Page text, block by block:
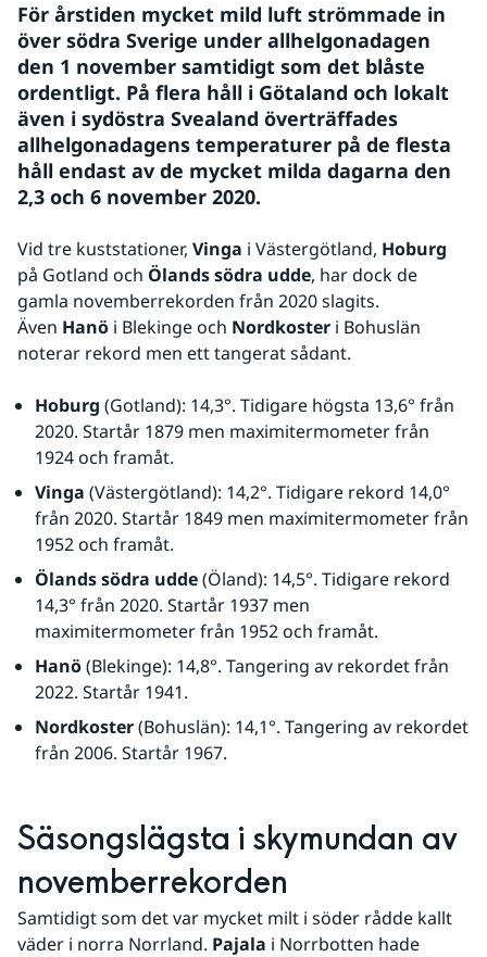
För årstiden mycket mild luft strömmade in
över södra Sverige under allhelgonadagen
den 1 november samtidigt som det blåste
ordentligt. På flera håll i Götaland och lokalt
även i sydöstra Svealand överträffades
allhelgonadagens temperaturer på de flesta
håll endast av de mycket milda dagarna den
2,3 och 6 november 2020.
Vid tre kuststationer, Vinga i Västergötland, Hoburg
på Gotland och Ölands södra udde, har dock de
gamla novemberrekorden från 2020 slagits.
Även Hanö i Blekinge och Nordkoster i Bohuslän
noterar rekord men ett tangerat sådant.
Hoburg (Gotland): 14,3°. Tidigare högsta 13,6° från
2020. Startår 1879 men maximitermometer från
1924 och framåt.
Vinga (Västergötland): 14,2°. Tidigare rekord 14,0°
från 2020. Startår 1849 men maximitermometer från
1952 och framåt.
Ölands södra udde (Öland): 14,5°. Tidigare rekord
14,3° från 2020. Startår 1937 men
maximitermometer från 1952 och framåt.
Hanö (Blekinge): 14,8°. Tangering av rekordet från
2022. Startår 1941.
Nordkoster (Bohuslän): 14,1°. Tangering av rekordet
från 2006. Startår 1967.
Säsongslägsta i skymundan av
novemberrekorden
Samtidigt som det var mycket milt i söder rådde kallt
väder i norra Norrland. Pajala i Norrbotten hade